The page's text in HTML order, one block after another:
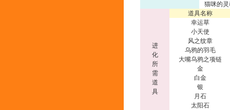
猫咪的
进
化
所
需
道
具
道具名称
幸运草
小天使
风之纹章
乌鸦的羽毛
大嘴乌鸦之项链
金
白金
银
月石
太阳石